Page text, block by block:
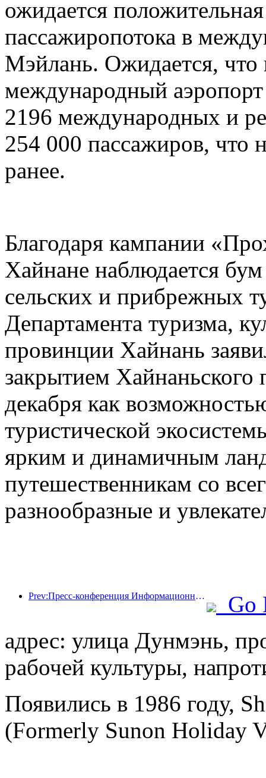
ожидается
пассажиропотока в
Мэйлань. Ожидается, что
международный
2196 международных и
254 000 пассажиров, что
ранее.
Благодаря кампании
Хайнане наблюдается
сельских и прибрежных
Департамента туризма,
провинции Хайнань
закрытием Хайнаньского
декабря как
туристической
ярким и динамичным
путешественникам со
разнообразные и
Prev:Пресс-конференция Информационного бюро Госсовета: доходы моей страны от трансграничных поездок увеличились на 42% в первой половине этого года
Go
адрес: улица Дунмэнь,
рабочей культуры,
Появились в 1986 году,
(Formerly Sunon Holiday